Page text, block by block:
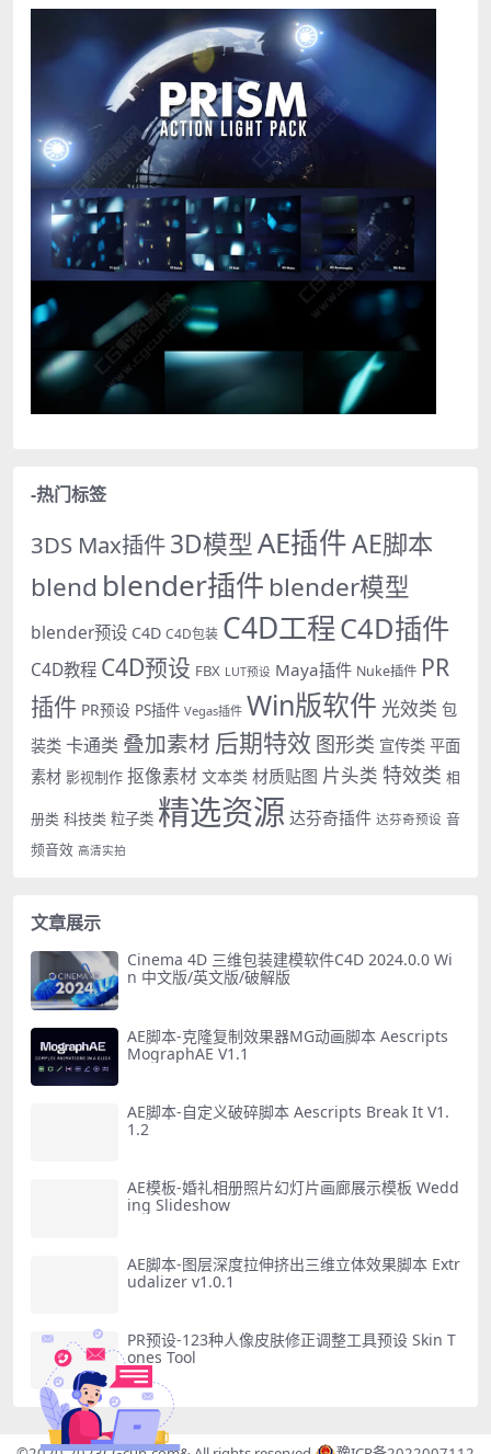
-热门标签
3DS Max插件3D模型AE插件AE脚本
blend blender插件 blender模型
blender预设 C4D C4D包装 C4D工程C4D插件
C4D教程 C4D预设 FBX LUT预设 Maya插件 Nuke插件 PR
插件 PR预设 PS插件 Vegas插件 Win版软件 光效类 包
装类 卡通类 叠加素材 后期特效 图形类 宣传类 平面
素材 影视制作 抠像素材 文本类 材质贴图 片头类 特效类 相
册类 科技类 粒子类 精选资源 达芬奇插件 达芬奇预设 音
频音效 高清实拍
文章展示
Cinema 4D 三维包装建模软件C4D 2024.0.0 Wi
n 中文版/英文版/破解版
AE脚本-克隆复制效果器MG动画脚本 Aescripts
MographAE V1.1
AE脚本-自定义破碎脚本 Aescripts Break It V1.
1.2
AE模板-婚礼相册照片幻灯片画廊展示模板 Wedd
ing Slideshow
AE脚本-图层深度拉伸挤出三维立体效果脚本 Extr
udalizer v1.0.1
PR预设-123种人像皮肤修正调整工具预设 Skin T
ones Tool